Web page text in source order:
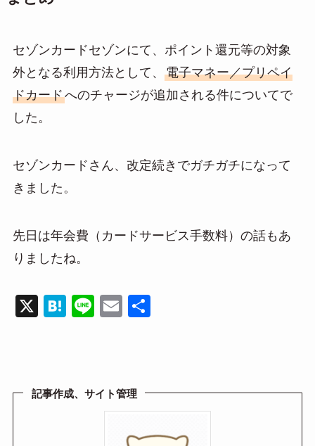
セゾンカードセゾンにて、ポイント還元等の対象
外となる利用方法として、 電子マネー／プリペイ
ドカードへのチャージが追加される件についてで
した。
セゾンカードさん、改定続きでガチガチになって
きました。
先日は年会費（カードサービス手数料）の話もあ
りましたね。
X
H
a
Li
E
記事作成、サイト管理